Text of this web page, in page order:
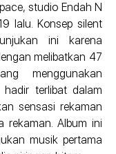
studio Endah N
lalu. Konsep silent
ini karena
melibatkan 47
menggunakan
hadir terlibat dalam
sensasi rekaman
rekaman. Album ini
musik pertama